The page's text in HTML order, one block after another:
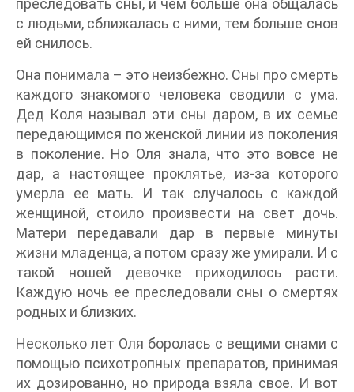
преследовать сны, и чем больше она общалась
с людьми, сближалась с ними, тем больше снов
ей снилось.
Она понимала – это неизбежно. Сны про смерть
каждого знакомого человека сводили с ума.
Дед Коля называл эти сны даром, в их семье
передающимся по женской линии из поколения
в поколение. Но Оля знала, что это вовсе не
дар, а настоящее проклятье, из-за которого
умерла ее мать. И так случалось с каждой
женщиной, стоило произвести на свет дочь.
Матери передавали дар в первые минуты
жизни младенца, а потом сразу же умирали. И с
такой ношей девочке приходилось расти.
Каждую ночь ее преследовали сны о смертях
родных и близких.
Несколько лет Оля боролась с вещими снами с
помощью психотропных препаратов, принимая
их дозированно, но природа взяла свое. И вот